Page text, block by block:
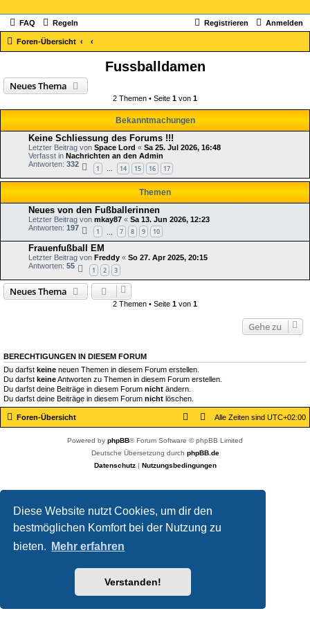
Diese Website nutzt Cookies, um dir den
bestmöglichen Komfort bei der Nutzung zu
bieten.
Mehr erfahren
Verstanden!
FAQ Regeln Anmelden
Registrieren
Foren-Übersicht
Fussballdamen
Neues Thema
2 Themen • Seite 1 von 1
Bekanntmachungen
Keine Schliessung des Forums !!!
Letzter Beitrag von Space Lord « Sa 25. Jul 2026, 16:48
Verfasst in Nachrichten an den Admin
Antworten: 332 1 … 14 15 16 17
Themen
Neues von den Fußballerinnen
Letzter Beitrag von mkay87 « Sa 13. Jun 2026, 12:23
Antworten: 197 1 7 8 9 10
Frauenfußball EM
Letzter Beitrag von Freddy « So 27. Apr 2025, 20:15
Antworten: 55 1 2 3
Neues Thema
2 Themen • Seite 1 von 1
Gehe zu
BERECHTIGUNGEN IN DIESEM FORUM
Du darfst keine neuen Themen in diesem Forum erstellen.
Du darfst keineAntworten zu Themen in diesem Forum erstellen.
Du darfst deine Beiträge in diesem Forum nicht ändern.
Du darfst deine Beiträge in diesem Forum nicht löschen.
Foren-Übersicht Alle Zeiten sind UTC+02:00
Powered by phpBB® Forum Software © phpBB Limited
Deutsche Übersetzung durch phpBB.de
Datenschutz| Nutzungsbedingungen